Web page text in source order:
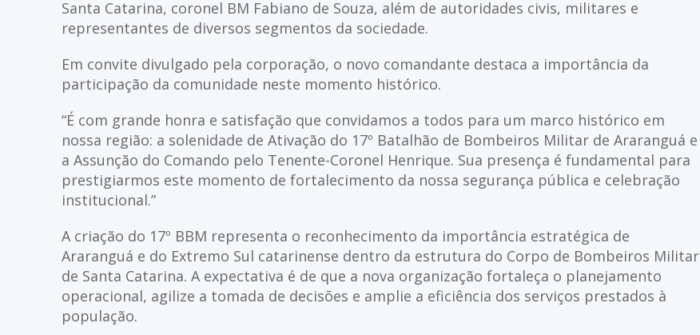
Santa Catarina, coronel BM Fabiano de Souza, além de autoridades civis, militares e
representantes de diversos segmentos da sociedade.
Em convite divulgado pela corporação, o novo comandante destaca a importância da
participação da comunidade neste momento histórico.
“É com grande honra e satisfação que convidamos a todos para um marco histórico em
nossa região: a solenidade de Ativação do 17º Batalhão de Bombeiros Militar de Araranguá e
a Assunção do Comando pelo Tenente-Coronel Henrique. Sua presença é fundamental para
prestigiarmos este momento de fortalecimento da nossa segurança pública e celebração
institucional.”
A criação do 17º BBM representa o reconhecimento da importância estratégica de
Araranguá e do Extremo Sul catarinense dentro da estrutura do Corpo de Bombeiros Militar
de Santa Catarina. A expectativa é de que a nova organização fortaleça o planejamento
operacional, agilize a tomada de decisões e amplie a eficiência dos serviços prestados à
população.